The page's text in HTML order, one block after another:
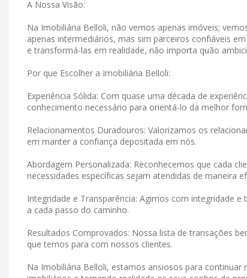
A Nossa Visão:
Na Imobiliária Belloli, não vemos apenas imóveis;
apenas intermediários, mas sim parceiros confiáveis
e transformá-las em realidade, não importa quão
Por que Escolher a Imobiliária Belloli:
Experiência Sólida: Com quase uma década de
conhecimento necessário para orientá-lo da melhor
Relacionamentos Duradouros: Valorizamos os
em manter a confiança depositada em nós.
Abordagem Personalizada: Reconhecemos que cada
necessidades específicas sejam atendidas de maneira
Integridade e Transparência: Agimos com integridade
a cada passo do caminho.
Resultados Comprovados: Nossa lista de transações
que temos para com nossos clientes.
Na Imobiliária Belloli, estamos ansiosos para